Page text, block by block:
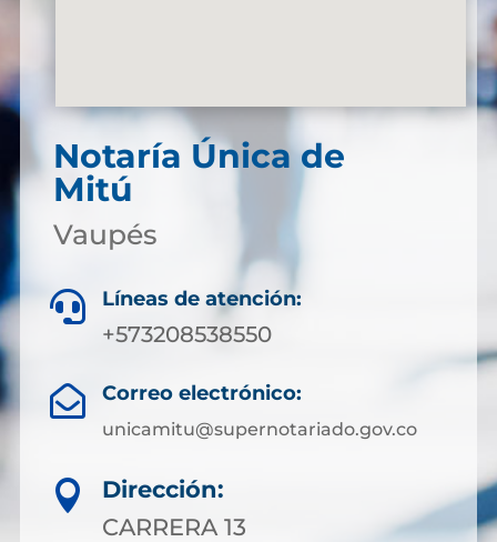
Notaría Única de
Mitú
Vaupés
 Líneas de atención:
+573208538550
 Correo electrónico:
unicamitu@supernotariado.gov.co

Dirección:
CARRERA 13